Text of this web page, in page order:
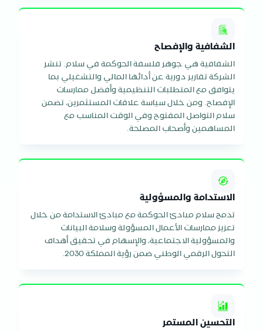
الشفافية والإفصاح
الشفافية هي جوهر فلسفة الحوكمة في سلام. تنشر
الشركة تقارير دورية عن أدائها المالي والتشغيلي بما
يتوافق مع المتطلبات التنظيمية وأفضل ممارسات
الإفصاح. ومن خلال سياسة علاقات المستثمرين، تضمن
سلام التواصل المفتوح وفي الوقت المناسب مع
المساهمين وأصحاب المصلحة.
الاستدامة والمسؤولية
تدمج سلام مبادئ الحوكمة مع مبادئ الاستدامة من خلال
تعزيز ممارسات الأعمال المسؤولة وسلامة البيانات
والمسؤولية الاجتماعية، والإسهام في تحقيق أهداف
التحول الرقمي الوطني ضمن رؤية المملكة 2030.
التحسين المستمر